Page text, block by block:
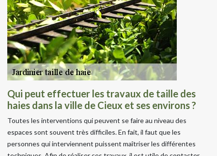
Qui peut effectuer les travaux de taille des
haies dans la ville de Cieux et ses environs ?
Toutes les interventions qui peuvent se faire au niveau des
espaces sont souvent très difficiles. En fait, il faut que les
personnes qui interviennent puissent maîtriser les différentes